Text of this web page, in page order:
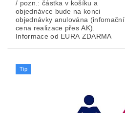
/ pozn.: částka v košíku a
objednávce bude na konci
objednávky anulována (infomační
cena realizace přes AK).
Informace od EURA ZDARMA
Tip